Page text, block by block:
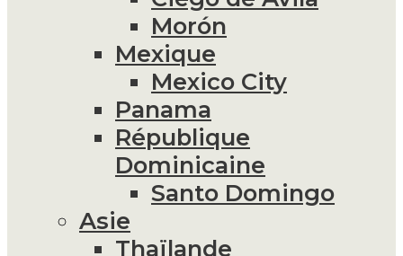
Morón
Mexique
Mexico City
Panama
République
Dominicaine
Santo Domingo
Asie
Thaïlande